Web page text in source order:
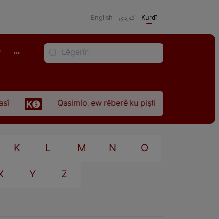
English كوردی Kurdî
Qasimlo, ew rêberê ku piştî 35 sal ji şehîdbûna
K L M N O
Y Z